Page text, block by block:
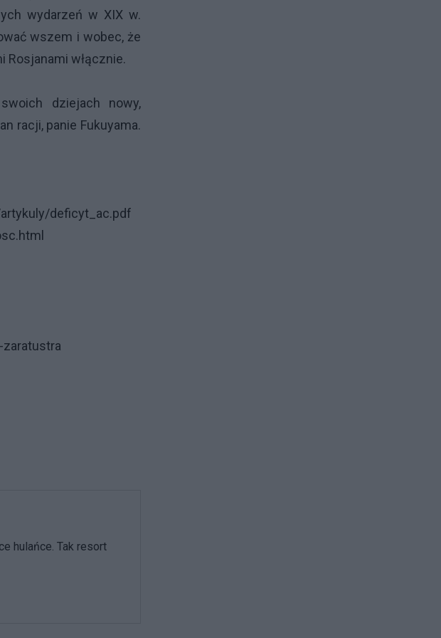
wydarzeń w XIX w.
wszem i wobec, że
włącznie.
dziejach nowy,
racji, panie Fukuyama.
deficyt_ac.pdf
hulańce. Tak resort